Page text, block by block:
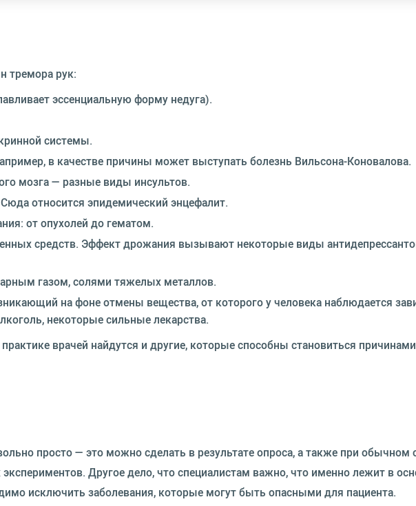
тремора рук:
эссенциальную форму недуга).
системы.
в качестве причины может выступать болезнь Вильсона-Коновалова.
мозга — разные виды инсультов.
относится эпидемический энцефалит.
от опухолей до гематом.
средств. Эффект дрожания вызывают некоторые виды
газом, солями тяжелых металлов.
на фоне отмены вещества, от которого у человека наблюдается
некоторые сильные лекарства.
врачей найдутся и другие, которые способны становиться
просто — это можно сделать в результате опроса, а также при обычном
Другое дело, что специалистам важно, что именно лежит в
исключить заболевания, которые могут быть опасными для пациента.